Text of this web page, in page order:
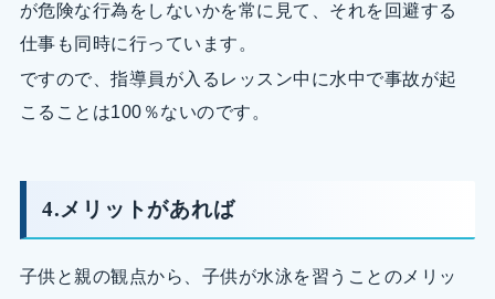
が危険な行為をしないかを常に見て、それを回避する
仕事も同時に行っています。
ですので、指導員が入るレッスン中に水中で事故が起
こることは100％ないのです。
4.メリットがあれば
子供と親の観点から、子供が水泳を習うことのメリッ